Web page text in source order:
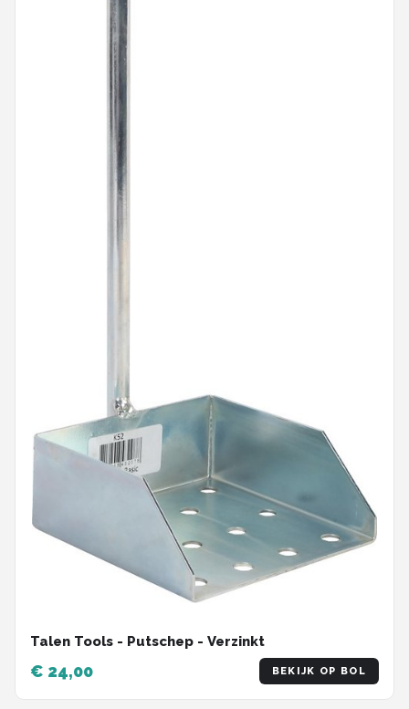
Talen Tools - Putschep - Verzinkt
€ 24,00 BEKIJK OP BOL